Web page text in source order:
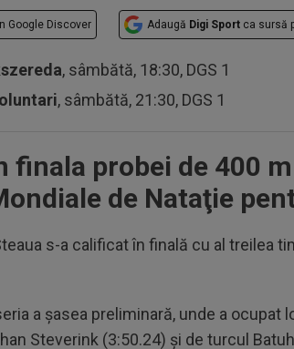
Google Discover Adaugă Digi Sport ca sursă
, sâmbătă, 18:30, DGS 1
, sâmbătă, 21:30, DGS 1
finala probei de 400
de Nataţie
s-a calificat în finală cu al treilea
a şasea preliminară, unde a ocupat
Steverink (3:50.24) şi de turcul